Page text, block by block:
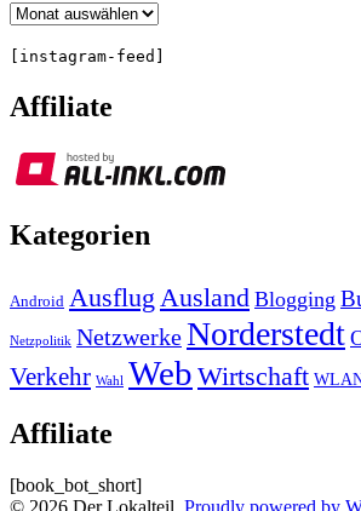
Archiv
[instagram-feed]
Affiliate
Kategorien
Android Ausflug Ausland Blogging
Netzpolitik NetzwerkeNorderstedt
Verkehr Wahl Web Wirtschaft
Affiliate
[book_bot_short]
© 2026 Der Lokalteil. Proudly powered by